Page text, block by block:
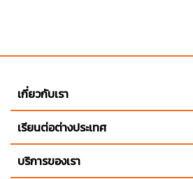
เกี่ยวกับเรา
เรียนต่อต่างประเทศ
บริการของเรา